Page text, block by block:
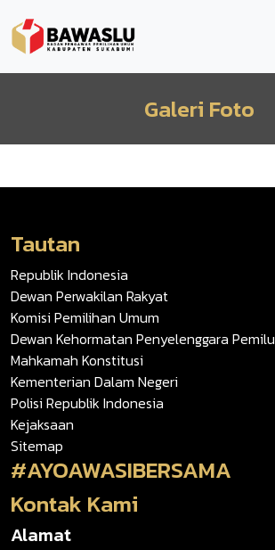
Galeri Foto
Tautan
Republik Indonesia
Dewan Perwakilan Rakyat
Komisi Pemilihan Umum
Dewan Kehormatan Penyelenggara Pemilu
Mahkamah Konstitusi
Kementerian Dalam Negeri
Polisi Republik Indonesia
Kejaksaan
Sitemap
#AYOAWASIBERSAMA
Kontak Kami
Alamat